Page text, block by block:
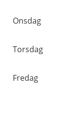
Onsdag
Torsdag
Fredag